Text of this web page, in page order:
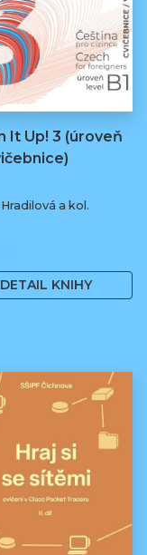
It Up! 3 (úroveň
a kol.
DETAIL KNIHY